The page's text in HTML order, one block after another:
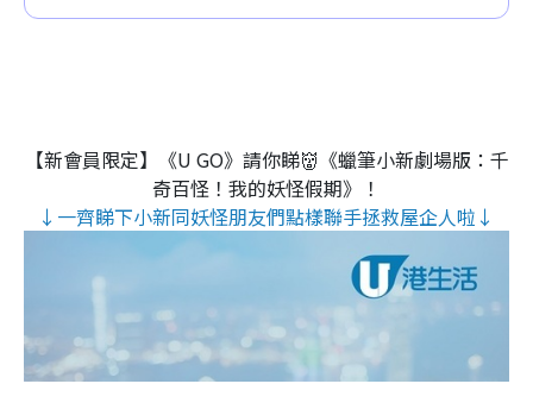
【新會員限定】《U GO》請你睇👹《蠟筆小新劇場版：千
奇百怪！我的妖怪假期》！
↓一齊睇下小新同妖怪朋友們點樣聯手拯救屋企人啦↓